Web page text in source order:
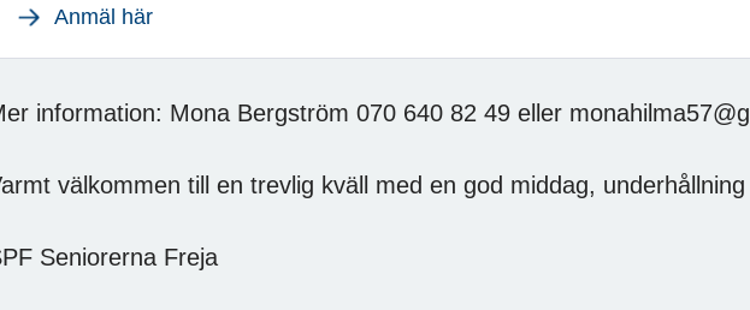
Anmäl här
information: Mona Bergström 070 640 82 49 eller
välkommen till en trevlig kväll med en god middag,
Seniorerna Freja